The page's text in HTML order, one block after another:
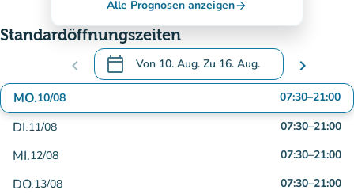
Alle Prognosen anzeigenarrow_forward
Standardöffnungszeiten
chevron_left calendar_today Von 10. Aug. Zu 16. Aug.
.Öffnen Sie den Kalender, um Daten zu
chevron_right
MO.10/08 07:30–21:00
DI.11/08 07:30–21:00
MI.12/08 07:30–21:00
DO.13/08 07:30–21:00